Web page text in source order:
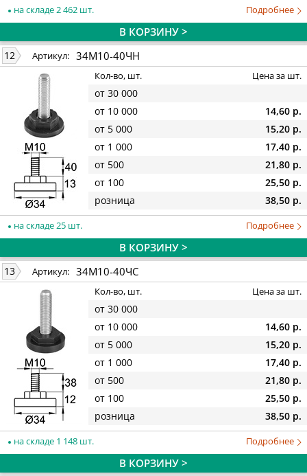
на складе 2 462 шт. Подробнее
В КОРЗИНУ >
12 Артикул: 34М10-40ЧН
Кол-во, шт. Цена за шт.
от 30 000
от 10 000
14,60 р.
от 5 000
15,20 р.
от 1 000
17,40 р.
от 500
21,80 р.
от 100
25,50 р.
розница
38,50 р.
на складе 25 шт. Подробнее
В КОРЗИНУ >
13 Артикул: 34М10-40ЧС
Кол-во, шт. Цена за шт.
от 30 000
от 10 000
14,60 р.
от 5 000
15,20 р.
от 1 000
17,40 р.
от 500
21,80 р.
от 100
25,50 р.
розница
38,50 р.
на складе 1 148 шт. Подробнее
В КОРЗИНУ >